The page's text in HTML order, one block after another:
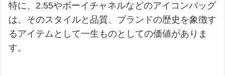
特に、2.55やボーイチャネルなどのアイコンバッグ
は、そのスタイルと品質、ブランドの歴史を象徴す
るアイテムとして一生ものとしての価値がありま
す。